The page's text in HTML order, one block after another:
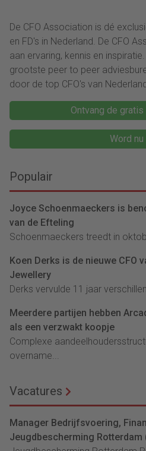
De CFO Association is dé
en FD's in Nederland. De CFO
aan ervaring, kennis en
grootste peer to peer
door de top CFO's van
Ontvang de
Word nu
Populair
Joyce Schoenmaeckers is
van de Efteling
Schoenmaeckers treedt in
Koen Derks is de nieuwe CFO
Jewellery
Derks vervulde 11 jaar
Meerdere partijen hebben
als een verzwakt koopje
Complexe
overname...
Vacatures
Manager Bedrijfsvoering,
Jeugdbescherming Rotterdam